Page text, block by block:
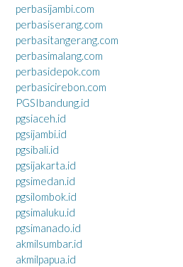
perbasijambi.com
perbasiserang.com
perbasitangerang.com
perbasimalang.com
perbasidepok.com
perbasicirebon.com
PGSIbandung.id
pgsiaceh.id
pgsijambi.id
pgsibali.id
pgsijakarta.id
pgsimedan.id
pgsilombok.id
pgsimaluku.id
pgsimanado.id
akmilsumbar.id
akmilpapua.id